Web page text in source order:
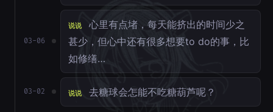
03-06
说说
心里有点堵，每天能挤出的时间少之
甚少，但心中还有很多想要to do的事，比
如修缮…
03-02 说说 去糖球会怎能不吃糖葫芦呢？